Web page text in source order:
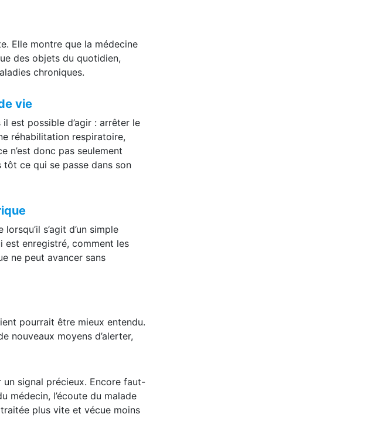
Elle montre que la médecine
des objets du quotidien,
vie
est possible d’agir : arrêter le
réhabilitation respiratoire,
n’est donc pas seulement
ce qui se passe dans son
s’agit d’un simple
enregistré, comment les
ne peut avancer sans
pourrait être mieux entendu.
moyens d’alerter,
signal précieux. Encore faut-
médecin, l’écoute du malade